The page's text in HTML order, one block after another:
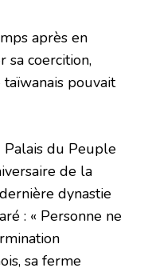
après en
sa coercition,
pouvait
Palais du Peuple
de la
dynastie
: « Personne ne
sa ferme